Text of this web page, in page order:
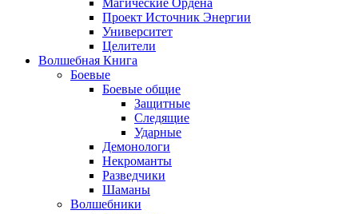
Проект Источник Энергии
Университет
Целители
Волшебная Книга
Боевые
Боевые общие
Защитные
Следящие
Ударные
Демонологи
Некроманты
Разведчики
Шаманы
Волшебники